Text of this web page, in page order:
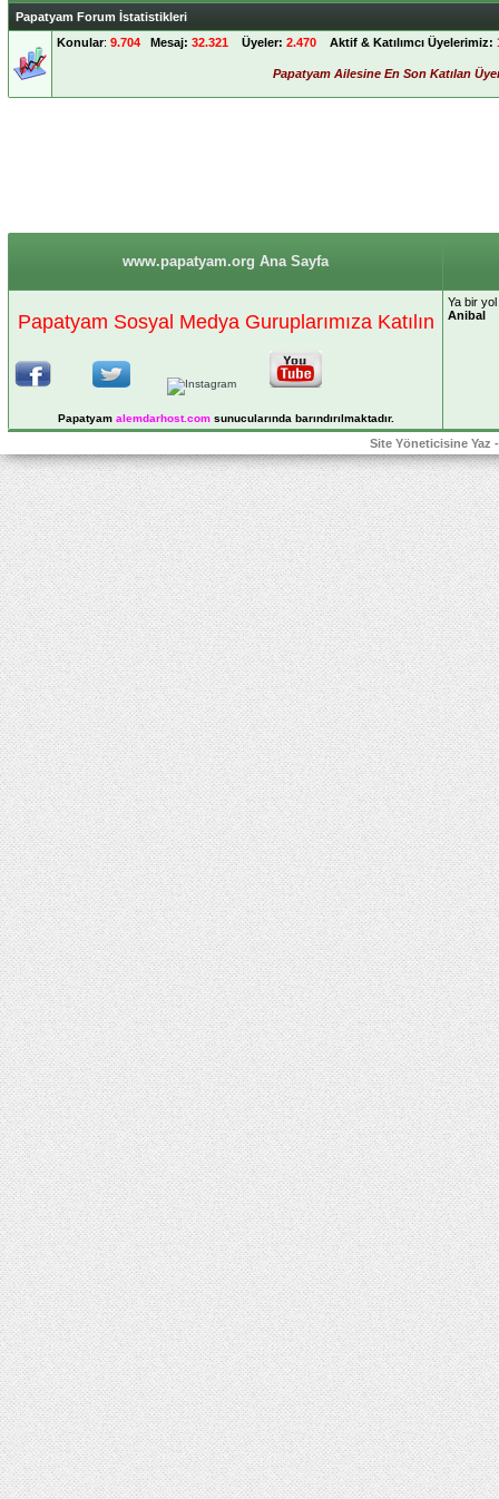
Papatyam Forum İstatistikleri
Konular: 9.704 Mesaj: 32.321 Üyeler: 2.470 Aktif & Katılımcı Üyelerimiz:
Papatyam Ailesine En Son Katılan
www.papatyam.org Ana Sayfa
Papatyam Sosyal Medya Guruplarımıza Katılın
Papatyam alemdarhost.comsunucularında barındırılmaktadır.
Ya bir
Anibal
Site Yöneticisine Yaz